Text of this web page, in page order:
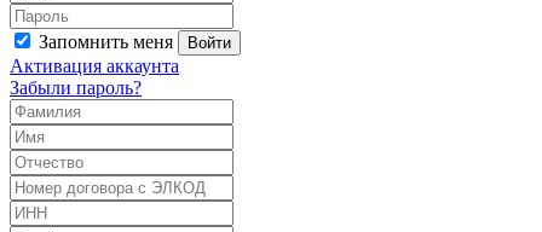
Запомнить меня Войти
Активация аккаунта
Забыли пароль?